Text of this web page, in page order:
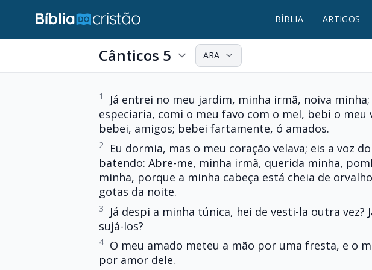
BÍBLIA ARTIGOS
Cânticos 5 ARA
1
Já entrei no meu jardim, minha irmã, noiva
especiaria, comi o meu favo com o mel, bebi o meu
bebei, amigos; bebei fartamente, ó amados.
2
Eu dormia, mas o meu coração velava; eis a voz
batendo: Abre-me, minha irmã, querida minha,
minha, porque a minha cabeça está cheia de
gotas da noite.
3
Já despi a minha túnica, hei de vesti-la outra vez?
sujá-los?
4 O meu amado meteu a mão por uma fresta, e o
por amor dele.